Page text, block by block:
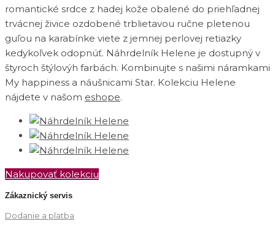
romantické srdce z hadej kože obalené do priehľadnej
trvácnej živice ozdobené trblietavou ručne pletenou
guľou na karabínke viete z jemnej perlovej retiazky
kedykoľvek odopnúť. Náhrdelník Helene je dostupný v
štyroch štýlovýh farbách. Kombinujte s našimi náramkami
My happiness a náušnicami Star. Kolekciu Helene
nájdete v našom eshope.
Nakupovať kolekciu
Zákaznický servis
Dodanie a platba